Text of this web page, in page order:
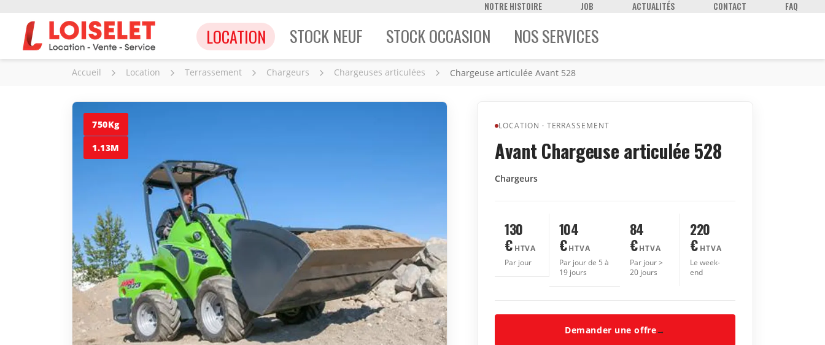
NOTRE HISTOIRE JOB ACTUALITÉS CONTACT FAQ
LOCATION STOCK NEUF STOCK OCCASION NOS SERVICES
Accueil Location Terrassement Chargeurs Chargeuses articulées Chargeuse articulée Avant 528
750Kg
1.13M
LOCATION · TERRASSEMENT
Avant Chargeuse articulée 528
Chargeurs
130
€ HTVA
Par jour
104
€ HTVA
Par jour de 5 à
19 jours
84
€ HTVA
Par jour >
20 jours
220
€ HTVA
Le week-
end
Demander une offre→